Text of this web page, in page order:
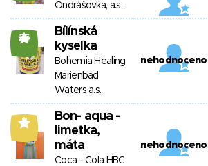
Ondrášovka, a.s.
26
Bílínská
kyselka
Bohemia Healing
Marienbad
Waters a.s.
nehodnoceno
7
Bon- aqua -
limetka,
máta
Coca - Cola HBC
nehodnoceno